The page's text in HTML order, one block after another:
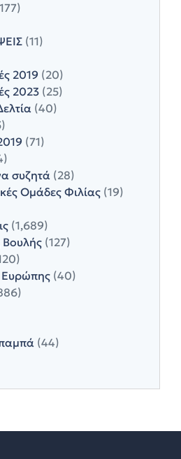
(11)
2019 (20)
2023 (25)
(40)
(71)
συζητά (28)
Ομάδες Φιλίας (19)
(1,689)
Βουλής (127)
Ευρώπης (40)
(44)